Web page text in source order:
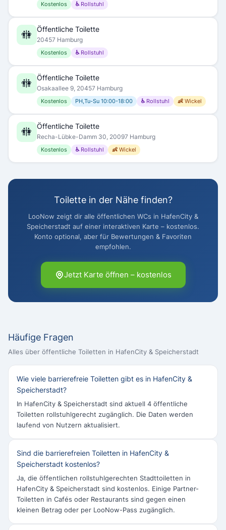
Kostenlos ♿ Rollstuhl
🚻 Öffentliche Toilette
20457 Hamburg
Kostenlos ♿ Rollstuhl
🚻 Öffentliche Toilette
Osakaallee 9, 20457 Hamburg
Kostenlos PH,Tu-Su 10:00-18:00 ♿ Rollstuhl 👶 Wickel
🚻 Öffentliche Toilette
Recha-Lübke-Damm 30, 20097 Hamburg
Kostenlos ♿ Rollstuhl 👶 Wickel
Toilette in der Nähe finden?
LooNow zeigt dir alle öffentlichen WCs in HafenCity &
Speicherstadt auf einer interaktiven Karte – kostenlos.
Konto optional, aber für Bewertungen & Favoriten
empfohlen.
Jetzt Karte öffnen – kostenlos
Häufige Fragen
Alles über öffentliche Toiletten in HafenCity & Speicherstadt
Wie viele barrierefreie Toiletten gibt es in HafenCity &
Speicherstadt?
In HafenCity & Speicherstadt sind aktuell 4 öffentliche
Toiletten rollstuhlgerecht zugänglich. Die Daten werden
laufend von Nutzern aktualisiert.
Sind die barrierefreien Toiletten in HafenCity &
Speicherstadt kostenlos?
Ja, die öffentlichen rollstuhlgerechten Stadttoiletten in
HafenCity & Speicherstadt sind kostenlos. Einige Partner-
Toiletten in Cafés oder Restaurants sind gegen einen
kleinen Betrag oder per LooNow-Pass zugänglich.